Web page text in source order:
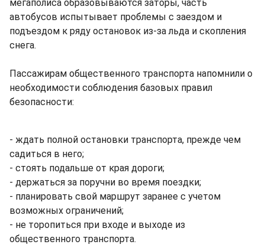
мегаполиса образовываются заторы, часть
автобусов испытывает проблемы с заездом и
подъездом к ряду остановок из-за льда и скопления
снега.
Пассажирам общественного транспорта напомнили о
необходимости соблюдения базовых правил
безопасности:
- ждать полной остановки транспорта, прежде чем
садиться в него;
- стоять подальше от края дороги;
- держаться за поручни во время поездки;
- планировать свой маршрут заранее с учетом
возможных ограничений;
- не торопиться при входе и выходе из
общественного транспорта.